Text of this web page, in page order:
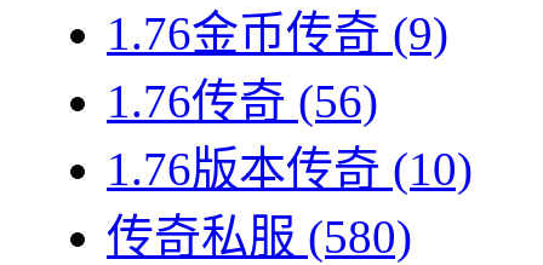
1.76金币传奇 (9)
1.76传奇 (56)
1.76版本传奇 (10)
传奇私服 (580)